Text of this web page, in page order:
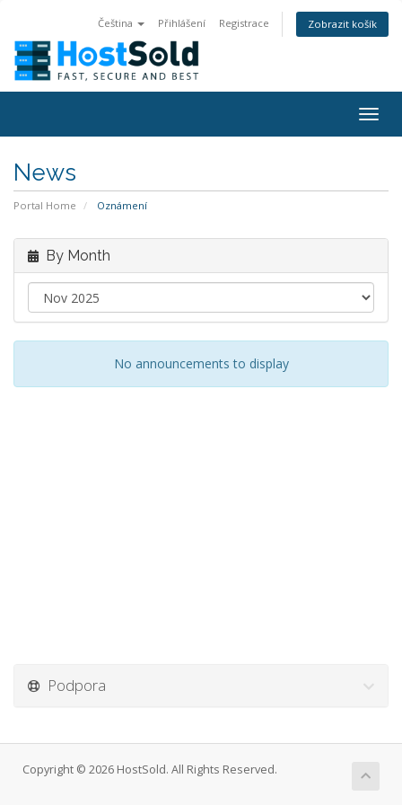
Čeština Přihlášení Registrace Zobrazit košík
News
Portal Home Oznámení
By Month
No announcements to display
Podpora
Copyright © 2026 HostSold. All Rights Reserved.